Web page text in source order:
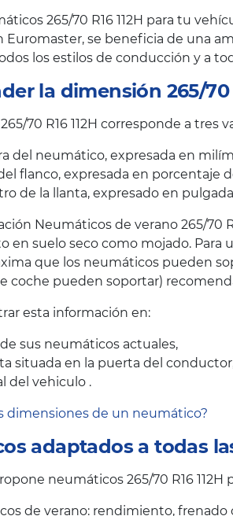
265/70 R16 112H para tu
Euromaster, se beneficia de una
los estilos de conducción y a
la dimensión 265/70
70 R16 112H corresponde a
del neumático, expresada en
flanco, expresada en porcentaje
de la llanta, expresado en
Neumáticos de verano 265/70
en suelo seco como mojado.
que los neumáticos pueden
coche pueden soportar)
esta información en:
sus neumáticos actuales,
situada en la puerta del
del vehiculo .
dimensiones de un neumático?
adaptados a todas
neumáticos 265/70 R16
de verano: rendimiento,